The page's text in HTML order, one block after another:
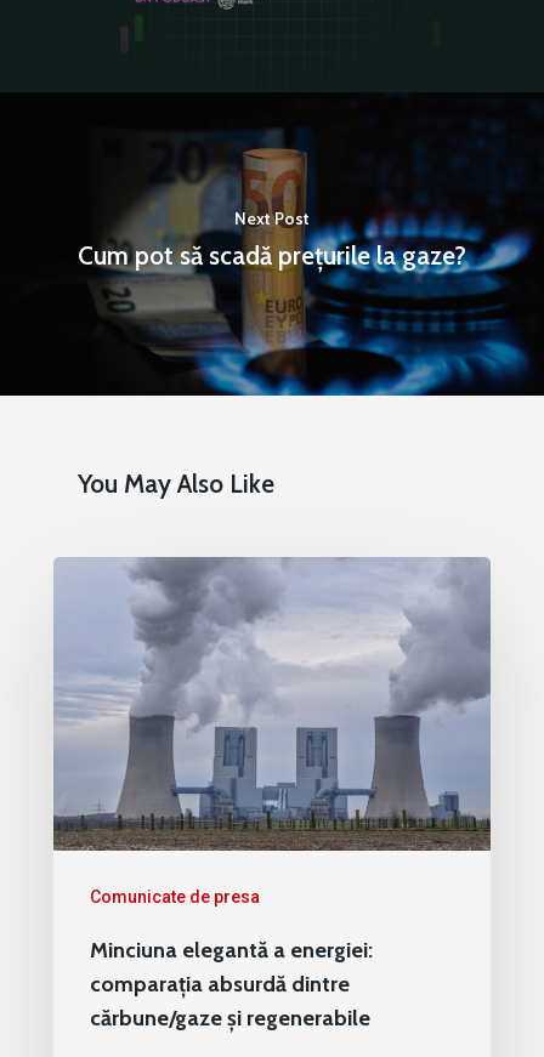
Next Post
Cum pot să scadă prețurile la gaze?
You May Also Like
Comunicate de presa
Minciuna elegantă a energiei:
comparația absurdă dintre
cărbune/gaze și regenerabile